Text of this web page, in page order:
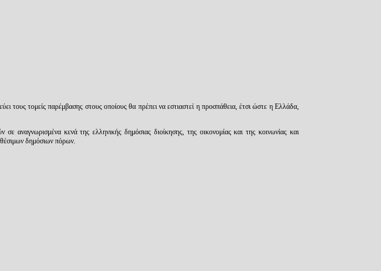
τους τομείς παρέμβασης στους οποίους θα πρέπει να εστιαστεί η προσπάθεια, έτσι ώστε η Ελλάδα,
αναγνωρισμένα κενά της ελληνικής δημόσιας διοίκησης, της οικονομίας και της κοινωνίας και
δημόσιων πόρων.